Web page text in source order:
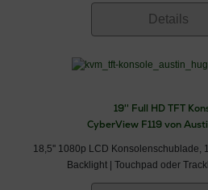
Details
19'' Full HD TFT
CyberView F119 von
18,5'' 1080p LCD Konsolenschublade,
Backlight | Touchpad oder